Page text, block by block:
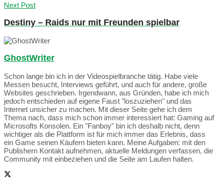
Next Post
Destiny – Raids nur mit Freunden spielbar
GhostWriter
Schon lange bin ich in der Videospielbranche tätig. Habe viele
Messen besucht, Interviews geführt, und auch für andere, große
Websites geschrieben. Irgendwann, aus Gründen, habe ich mich
jedoch entschieden auf eigene Faust "loszuziehen" und das
Internet unsicher zu machen. Mit dieser Seite gehe ich dem
Thema nach, dass mich schon immer interessiert hat: Gaming auf
Microsofts Konsolen. Ein "Fanboy" bin ich deshalb nicht, denn
wichtiger als die Plattform ist für mich immer das Erlebnis, dass
ein Game seinen Käufern bieten kann. Meine Aufgaben: mit den
Publishern Kontakt aufnehmen, aktuelle Meldungen verfassen, die
Community mit einbeziehen und die Seite am Laufen halten.